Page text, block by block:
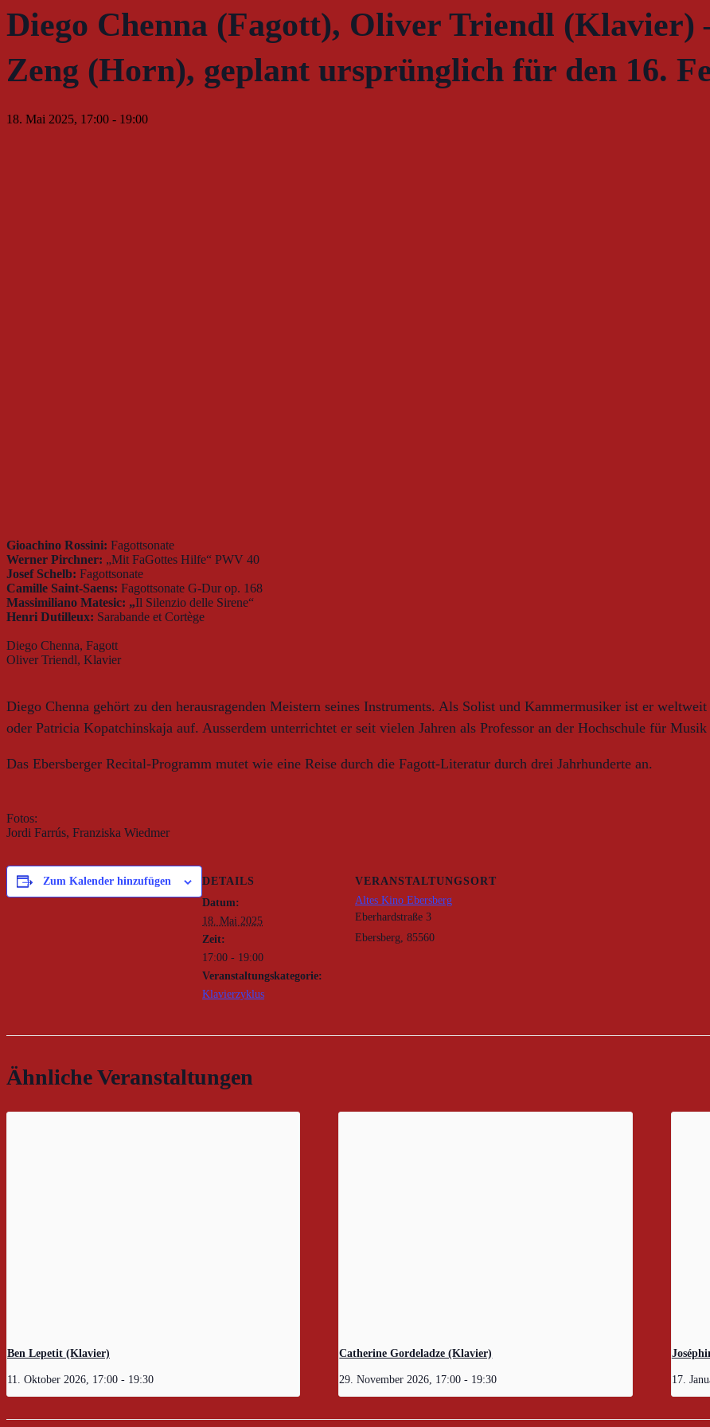
Diego Chenna (Fagott), Oliver Triendl (Klavier)
Zeng (Horn), geplant ursprünglich für den 16.
18. Mai 2025, 17:00 - 19:00
Gioachino Rossini: Fagottsonate
Werner Pirchner: „Mit FaGottes Hilfe“ PWV 40
Josef Schelb: Fagottsonate
Camille Saint-Saens: Fagottsonate G-Dur op. 168
Massimiliano Matesic: „Il Silenzio delle Sirene“
Henri Dutilleux: Sarabande et Cortège
Diego Chenna, Fagott
Oliver Triendl, Klavier
Diego Chenna gehört zu den herausragenden Meistern seines Instruments. Als Solist und Kammermusiker ist er
oder Patricia Kopatchinskaja auf. Ausserdem unterrichtet er seit vielen Jahren als Professor an der Hochschule für
Das Ebersberger Recital-Programm mutet wie eine Reise durch die Fagott-Literatur durch drei Jahrhunderte an.
Fotos:
Jordi Farrús, Franziska Wiedmer
Zum Kalender hinzufügen
DETAILS
Datum:
18. Mai 2025
Zeit:
17:00 - 19:00
Veranstaltungskategorie:
Klavierzyklus
VERANSTALTUNGSORT
Altes Kino Ebersberg
Eberhardstraße 3
Ebersberg 85560
Ähnliche Veranstaltungen
Ben Lepetit (Klavier)
11. Oktober 2026, 17:00 - 19:30
Catherine Gordeladze (Klavier)
29. November 2026, 17:00 - 19:30 17.